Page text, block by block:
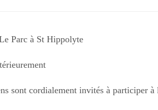
Parc à St Hippolyte
sont cordialement invités à participer